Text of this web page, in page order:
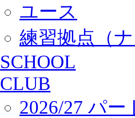
ユース
練習拠点（
SCHOOL
CLUB
2026/27 パ